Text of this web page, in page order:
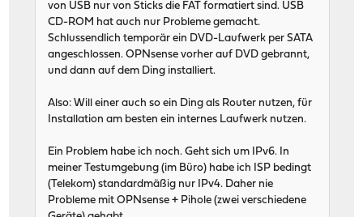
von USB nur von Sticks die FAT formatiert sind. USB
CD-ROM hat auch nur Probleme gemacht.
Schlussendlich temporär ein DVD-Laufwerk per SATA
angeschlossen. OPNsense vorher auf DVD gebrannt,
und dann auf dem Ding installiert.
Also: Will einer auch so ein Ding als Router nutzen, für
Installation am besten ein internes Laufwerk nutzen.
Ein Problem habe ich noch. Geht sich um IPv6. In
meiner Testumgebung (im Büro) habe ich ISP bedingt
(Telekom) standardmäßig nur IPv4. Daher nie
Probleme mit OPNsense + Pihole (zwei verschiedene